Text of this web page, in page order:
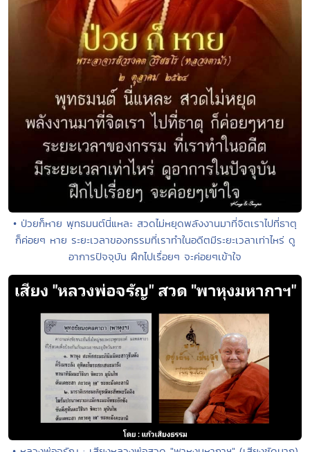
• ป่วยก็หาย พุทธมนต์นี่แหละ สวดไม่หยุดพลังงานมาที่จิตเราไปที่ธาตุ
ก็ค่อยๆ หาย ระยะเวลาของกรรมที่เราทำในอดีตมีระยะเวลาเท่าไหร่ ดู
อาการปัจจุบัน ฝึกไปเรื่อยๆ จะค่อยๆเข้าใจ